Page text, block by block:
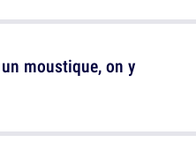
moustique, on y